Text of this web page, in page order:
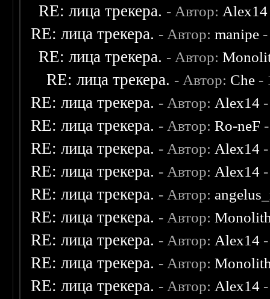
RE: лица трекера. - Автор: Alex14
RE: лица трекера. - Автор:manipe
RE: лица трекера. - Автор:
RE: лица трекера. - Автор: Che -
RE: лица трекера. - Автор: Alex14
RE: лица трекера. - Автор:Ro-neF
RE: лица трекера. - Автор: Alex14
RE: лица трекера. - Автор: Alex14
RE: лица трекера. - Автор:
RE: лица трекера. - Автор:
RE: лица трекера. - Автор: Alex14
RE: лица трекера. - Автор:
RE: лица трекера. - Автор: Alex14